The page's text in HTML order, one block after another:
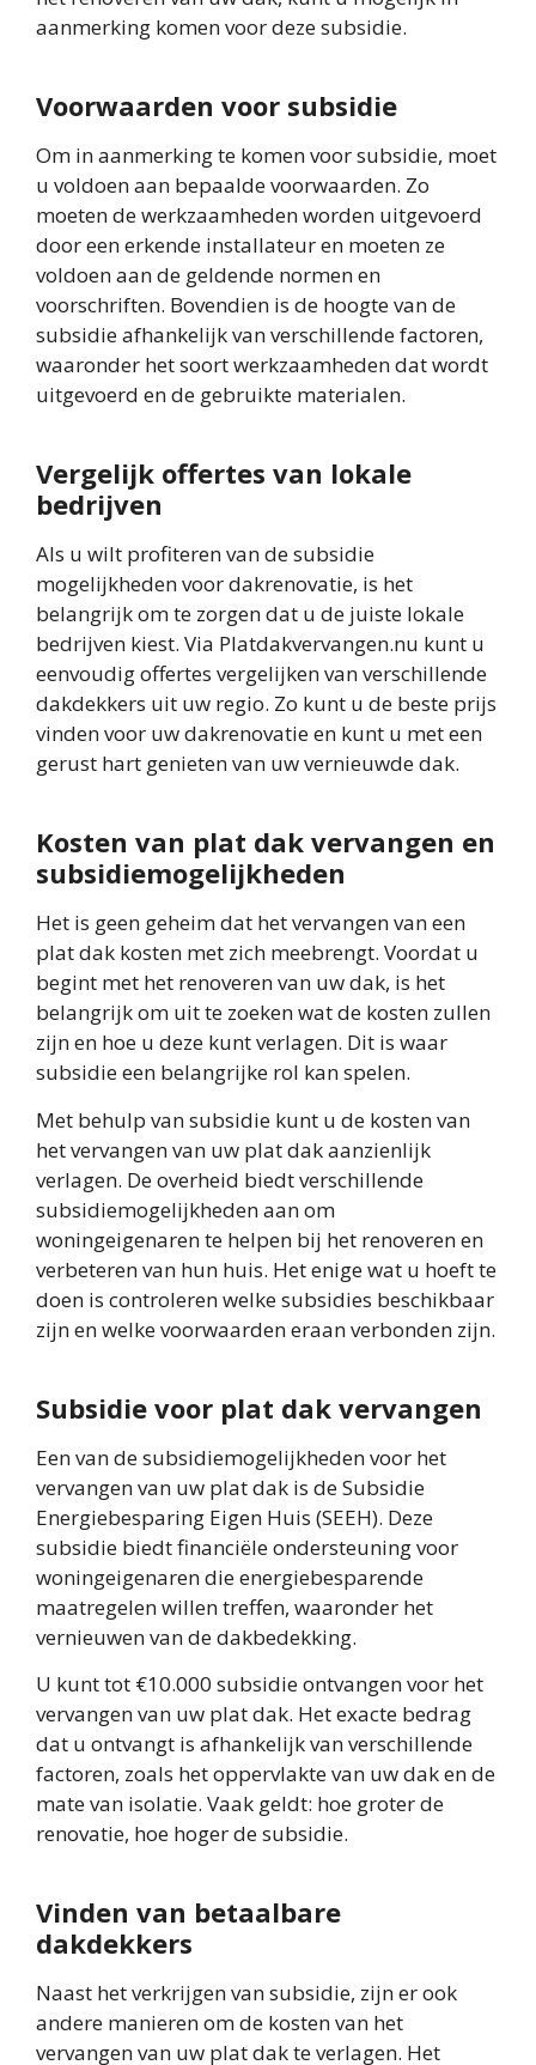
aanmerking komen voor deze subsidie.
Voorwaarden voor subsidie
Om in aanmerking te komen voor subsidie, moet
u voldoen aan bepaalde voorwaarden. Zo
moeten de werkzaamheden worden uitgevoerd
door een erkende installateur en moeten ze
voldoen aan de geldende normen en
voorschriften. Bovendien is de hoogte van de
subsidie afhankelijk van verschillende factoren,
waaronder het soort werkzaamheden dat wordt
uitgevoerd en de gebruikte materialen.
Vergelijk offertes van lokale
bedrijven
Als u wilt profiteren van de subsidie
mogelijkheden voor dakrenovatie, is het
belangrijk om te zorgen dat u de juiste lokale
bedrijven kiest. Via Platdakvervangen.nu kunt u
eenvoudig offertes vergelijken van verschillende
dakdekkers uit uw regio. Zo kunt u de beste prijs
vinden voor uw dakrenovatie en kunt u met een
gerust hart genieten van uw vernieuwde dak.
Kosten van plat dak vervangen en
subsidiemogelijkheden
Het is geen geheim dat het vervangen van een
plat dak kosten met zich meebrengt. Voordat u
begint met het renoveren van uw dak, is het
belangrijk om uit te zoeken wat de kosten zullen
zijn en hoe u deze kunt verlagen. Dit is waar
subsidie een belangrijke rol kan spelen.
Met behulp van subsidie kunt u de kosten van
het vervangen van uw plat dak aanzienlijk
verlagen. De overheid biedt verschillende
subsidiemogelijkheden aan om
woningeigenaren te helpen bij het renoveren en
verbeteren van hun huis. Het enige wat u hoeft te
doen is controleren welke subsidies beschikbaar
zijn en welke voorwaarden eraan verbonden zijn.
Subsidie voor plat dak vervangen
Een van de subsidiemogelijkheden voor het
vervangen van uw plat dak is de Subsidie
Energiebesparing Eigen Huis (SEEH). Deze
subsidie biedt financiële ondersteuning voor
woningeigenaren die energiebesparende
maatregelen willen treffen, waaronder het
vernieuwen van de dakbedekking.
U kunt tot €10.000 subsidie ontvangen voor het
vervangen van uw plat dak. Het exacte bedrag
dat u ontvangt is afhankelijk van verschillende
factoren, zoals het oppervlakte van uw dak en de
mate van isolatie. Vaak geldt: hoe groter de
renovatie, hoe hoger de subsidie.
Vinden van betaalbare
dakdekkers
Naast het verkrijgen van subsidie, zijn er ook
andere manieren om de kosten van het
vervangen van uw plat dak te verlagen. Het